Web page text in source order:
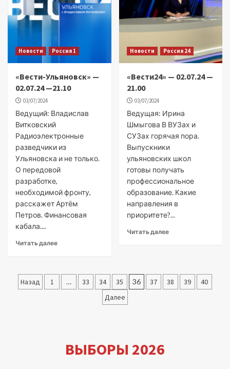
Новости Россия 1
«Вести-Ульяновск» —
02.07.24 —21.10
03/07/2024
Ведущий: Владислав
Витковский
Радиоэлектронные
разведчики из
Ульяновска и не только.
О передовой
разработке,
необходимой фронту,
расскажет Артём
Петров. Финансовая
кабала....
Читать далее
Новости Россия 24
«Вести24» — 02.07.24 —
21.00
03/07/2024
Ведущая: Ирина
Шмыгова В ВУЗах и
СУЗах горячая пора.
Выпускники
ульяновских школ
готовы получать
профессиональное
образование. Какие
направления в
приоритете?...
Читать далее
Пагинация
Назад 1 … 33 34 35 36 37 38 39
40
Далее
ВЫБОРЫ 2026